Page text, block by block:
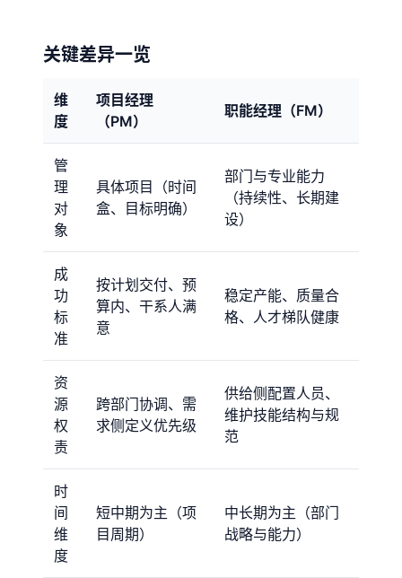
关键差异一览
维
度
项目经理
（PM）
职能经理（FM）
管
理
对
象
具体项目（时间
盒、目标明确）
部门与专业能力
（持续性、长期建
设）
成
功
标
准
按计划交付、预
算内、干系人满
意
稳定产能、质量合
格、人才梯队健康
资
源
权
责
跨部门协调、需
求侧定义优先级
供给侧配置人员、
维护技能结构与规
范
时
间
维
度
短中期为主（项
目周期）
中长期为主（部门
战略与能力）